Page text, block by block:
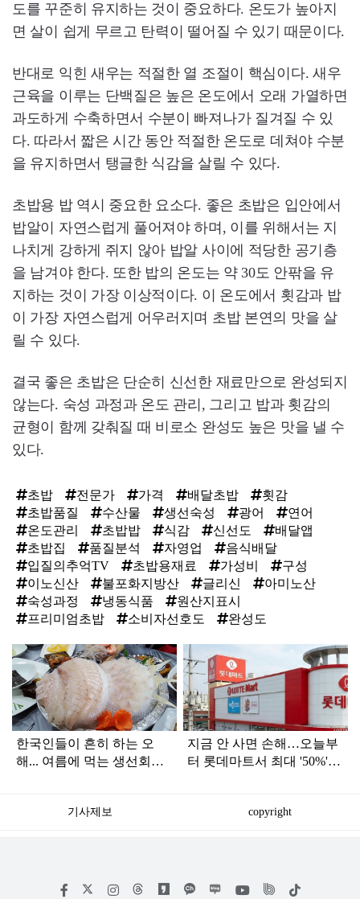
도를 꾸준히 유지하는 것이 중요하다. 온도가 높아지
면 살이 쉽게 무르고 탄력이 떨어질 수 있기 때문이다.
반대로 익힌 새우는 적절한 열 조절이 핵심이다. 새우
근육을 이루는 단백질은 높은 온도에서 오래 가열하면
과도하게 수축하면서 수분이 빠져나가 질겨질 수 있
다. 따라서 짧은 시간 동안 적절한 온도로 데쳐야 수분
을 유지하면서 탱글한 식감을 살릴 수 있다.
초밥용 밥 역시 중요한 요소다. 좋은 초밥은 입안에서
밥알이 자연스럽게 풀어져야 하며, 이를 위해서는 지
나치게 강하게 쥐지 않아 밥알 사이에 적당한 공기층
을 남겨야 한다. 또한 밥의 온도는 약 30도 안팎을 유
지하는 것이 가장 이상적이다. 이 온도에서 횟감과 밥
이 가장 자연스럽게 어우러지며 초밥 본연의 맛을 살
릴 수 있다.
결국 좋은 초밥은 단순히 신선한 재료만으로 완성되지
않는다. 숙성 과정과 온도 관리, 그리고 밥과 횟감의
균형이 함께 갖춰질 때 비로소 완성도 높은 맛을 낼 수
있다.
초밥 전문가 가격 배달초밥
횟감
초밥품질
수산물 생선숙성 광어
연어
온도관리
초밥밥 식감 신선도
배달앱
초밥집
품질분석 자영업
음식배달
입질의추억TV
초밥용재료 가성비
구성
이노신산
불포화지방산 글리신
아미노산
숙성과정
냉동식품
원산지표시
프리미엄초밥
소비자선호도 완성도
탑
라
인
한국인들이 흔히 하는 오
해... 여름에 먹는 생선회가
지금 안 사면 손해…오늘부
터 롯데마트서 최대 '50%'
기사제보 copyright
페
인
위
틱